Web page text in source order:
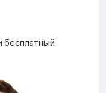
бесплатный